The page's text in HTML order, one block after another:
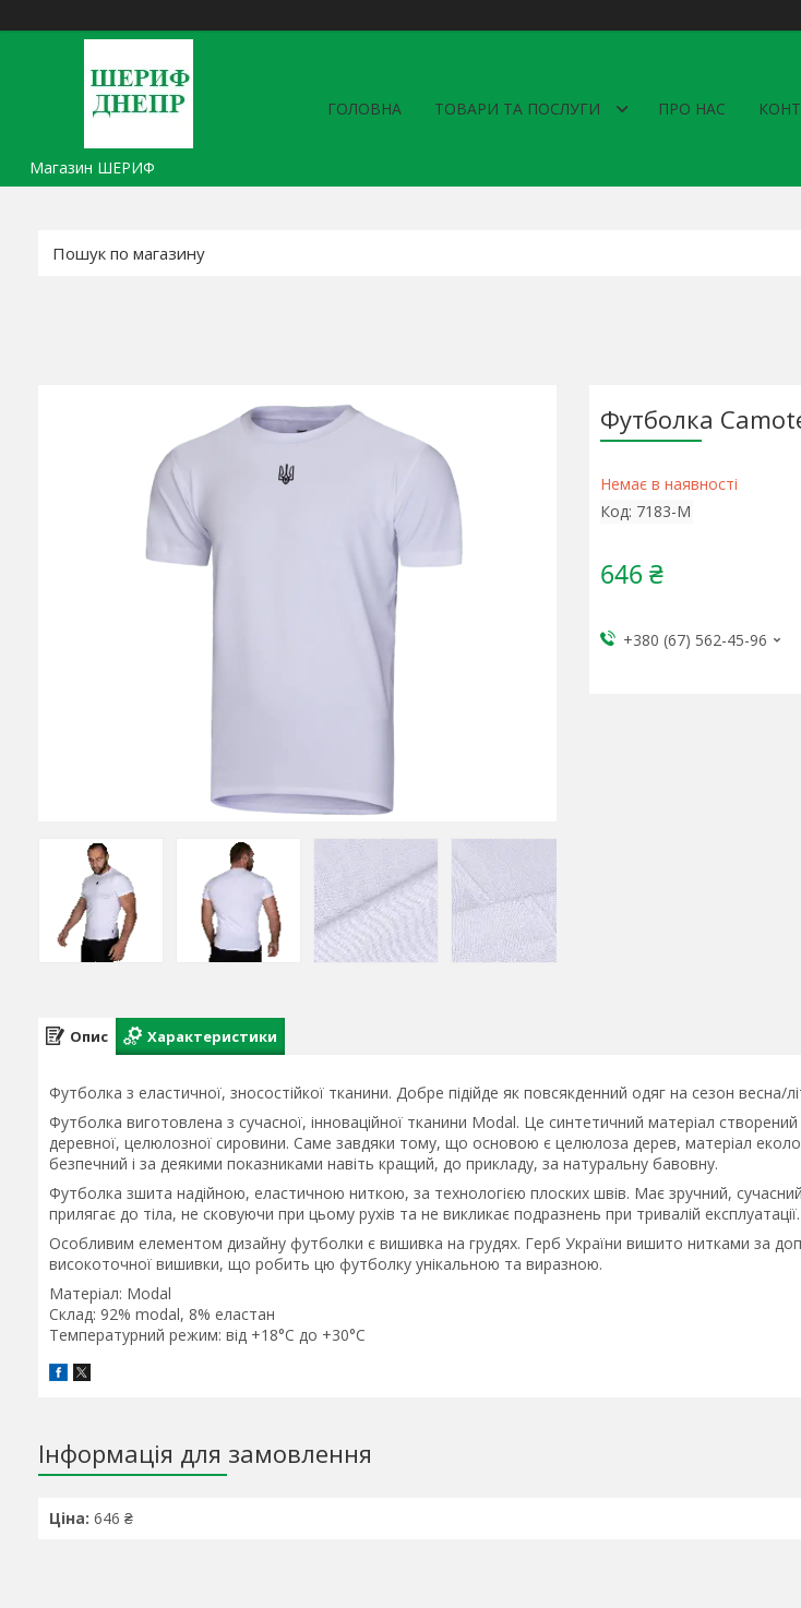
Магазин ШЕРИФ
ГОЛОВНА ТОВАРИ ТА ПОСЛУГИ ПРО НАС
Футболка
Немає в наявності
Код: 7183-M
646 ₴
+380 (67) 562-45-96
Опис Характеристики
Футболка з еластичної, зносостійкої тканини. Добре підійде як повсякденний одяг на сезон весна/
Футболка виготовлена з сучасної, інноваційної тканини Modal. Це синтетичний матеріал
деревної, целюлозної сировини. Саме завдяки тому, що основою є целюлоза дерев, матеріал
безпечний і за деякими показниками навіть кращий, до прикладу, за натуральну бавовну.
Футболка зшита надійною, еластичною ниткою, за технологією плоских швів. Має зручний,
прилягає до тіла, не сковуючи при цьому рухів та не викликає подразнень при тривалій експлуатації.
Особливим елементом дизайну футболки є вишивка на грудях. Герб України вишито нитками за
високоточної вишивки, що робить цю футболку унікальною та виразною.
Матеріал: Modal
Склад: 92% modal, 8% еластан
Температурний режим: від +18°C до +30°C
Інформація для замовлення
Ціна: 646 ₴